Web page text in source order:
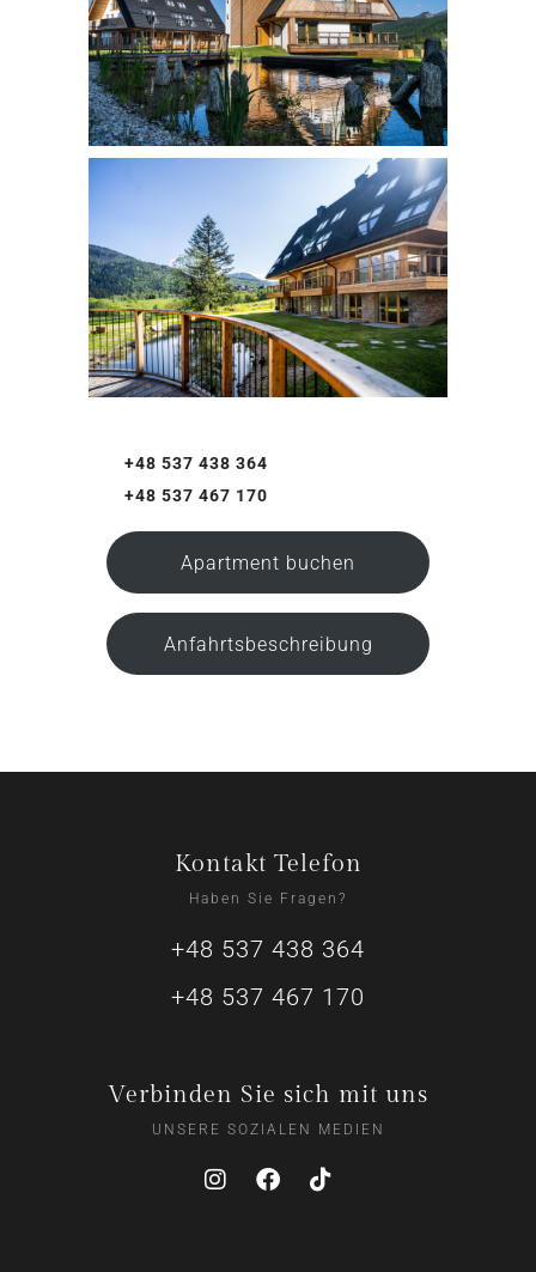
+48 537 438 364
+48 537 467 170
Apartment buchen
Anfahrtsbeschreibung
Kontakt Telefon
Haben Sie Fragen?
+48 537 438 364
+48 537 467 170
Verbinden Sie sich mit uns
UNSERE SOZIALEN MEDIEN